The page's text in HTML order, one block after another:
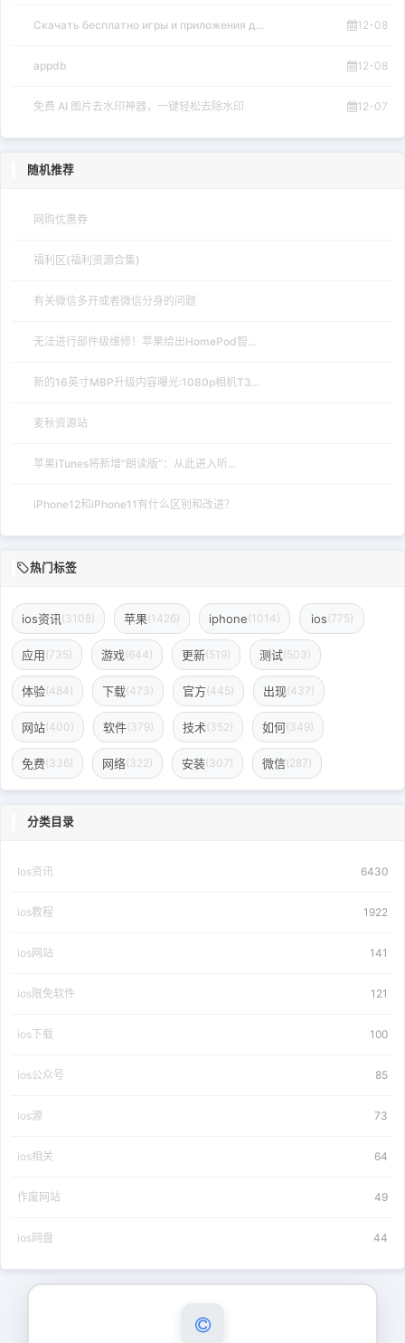
Скачать бесплатно игры и приложения д... 12-08
appdb 12-08
免费 AI 图片去水印神器，一键轻松去除水印 12-07
随机推荐
网购优惠券
福利区(福利资源合集)
有关微信多开或者微信分身的问题
无法进行部件级维修！苹果给出HomePod智...
新的16英寸MBP升级内容曝光:1080p相机T3...
麦秋资源站
苹果iTunes将新增“朗读版”：从此进入听...
iPhone12和iPhone11有什么区别和改进？
热门标签
ios资讯 (3108) 苹果(1426) iphone(1014) ios(775)
应用(735) 游戏(644) 更新(519) 测试(503)
体验(484) 下载(473) 官方(445) 出现(437)
网站(400) 软件(379) 技术(352) 如何(349)
免费(336) 网络(322) 安装(307) 微信(287)
分类目录
Ios资讯 6430
ios教程 1922
ios网站 141
ios限免软件 121
ios下载 100
ios公众号 85
ios源 73
ios相关 64
作废网站 49
ios网盘 44